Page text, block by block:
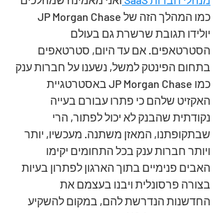
יולידו תגובת שרשרת גם בעולם
הסטרטאפים. אם עד היום, סטרטאפים
בתחום הפינטק למשל, נשענו על חברות ענק
כמו JP Morgan Chase באסטרטגיית
האקזיט שלהם כי פתרו עבורם בעייה
נקודתית שהבנק לא יכול לפתור, הרי
שבתקופתנו, המאזן משתנה. מעכשיו, יותר
ויותר חברות ענק בכל התחומים יקימו
האבים פנימיים בתוך הארגון לפתרון בעיות
בצורה פרסונלית ויבנו בעצמם את
החדשנות הנדרשת להם, במקום להשקיע